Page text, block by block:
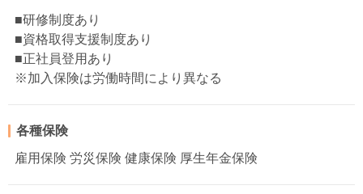
■研修制度あり
■資格取得支援制度あり
■正社員登用あり
※加入保険は労働時間により異なる
各種保険
雇用保険 労災保険 健康保険 厚生年金保険